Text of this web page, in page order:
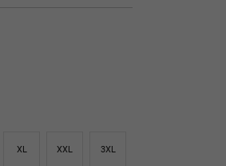
XL XXL 3XL